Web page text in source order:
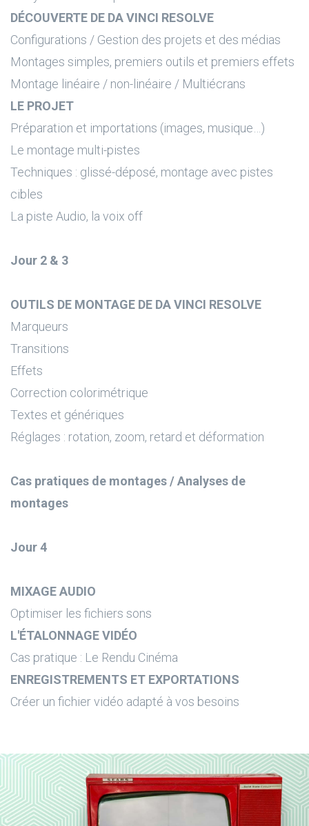
DÉCOUVERTE DE DA VINCI RESOLVE
Configurations / Gestion des projets et des médias
Montages simples, premiers outils et premiers effets
Montage linéaire / non-linéaire / Multiécrans
LE PROJET
Préparation et importations (images, musique…)
Le montage multi-pistes
Techniques : glissé-déposé, montage avec pistes
cibles
La piste Audio, la voix off
Jour 2 & 3
OUTILS DE MONTAGE DE DA VINCI RESOLVE
Marqueurs
Transitions
Effets
Correction colorimétrique
Textes et génériques
Réglages : rotation, zoom, retard et déformation
Cas pratiques de montages / Analyses de
montages
Jour 4
MIXAGE AUDIO
Optimiser les fichiers sons
L'ÉTALONNAGE VIDÉO
Cas pratique : Le Rendu Cinéma
ENREGISTREMENTS ET EXPORTATIONS
Créer un fichier vidéo adapté à vos besoins